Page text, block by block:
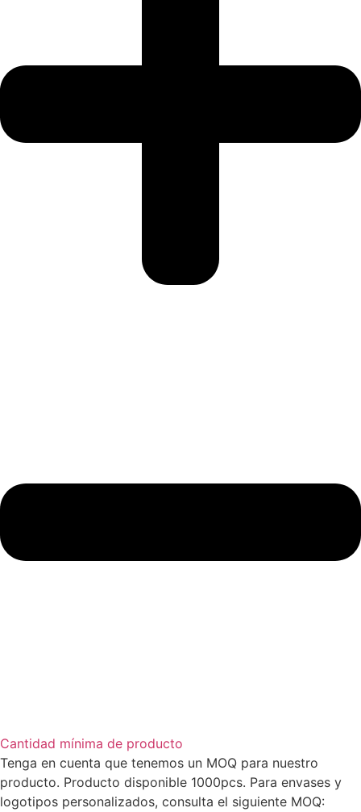
Cantidad mínima de producto
Tenga en cuenta que tenemos un MOQ para nuestro
producto. Producto disponible 1000pcs. Para envases y
logotipos personalizados, consulta el siguiente MOQ: